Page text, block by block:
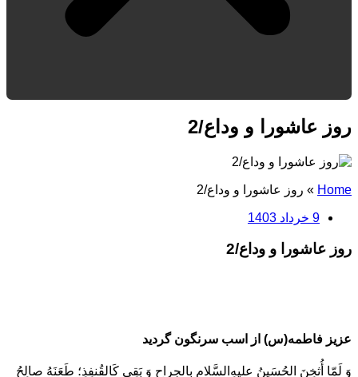
روز عاشورا و وداع/2
Home
» روز عاشورا و وداع/2
9 خرداد 1403
روز عاشورا و وداع/2
عزيز فاطمه(س) از اسب سرنگون گرديد
وَ لَمّا أُثخِنَ الحُسَينُ عليهِ‌السَّلام بِالجِراحِ وَ بَقِىِ كَالقُنفِذِ؛ طَعَنَهُ صالِحُ